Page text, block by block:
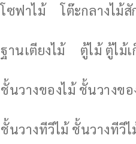
โซฟาไม้ โต๊ะกลางไม้
ฐานเตียงไม้ ตู้ไม้ ตู้ไม้
ชั้นวางของไม้ ชั้นวางข
ชั้นวางทีวีไม้ ชั้นวางทีวีไ